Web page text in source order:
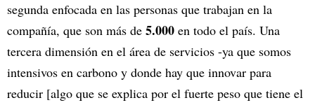
segunda enfocada en las personas que trabajan en la
compañía, que son más de 5.000 en todo el país. Una
tercera dimensión en el área de servicios -ya que somos
intensivos en carbono y donde hay que innovar para
reducir [algo que se explica por el fuerte peso que tiene el